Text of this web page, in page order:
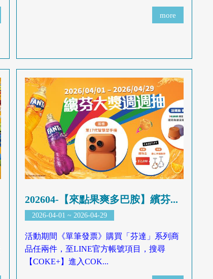
more
202604-【來點果爽多巴胺】繽芬...
2026-04-01 ~ 2026-04-29
活動期間《單筆發票》購買「芬達」系列商
品任兩件，至LINE官方帳號項目，搜尋
【COKE+】進入COK...